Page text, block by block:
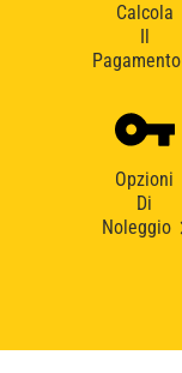
Calcola
Pagamento
Opzioni
Di
Noleggio